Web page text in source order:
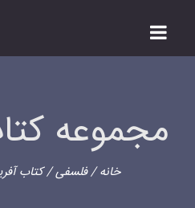
مجموعه
خانه/فلسفی/ کتاب